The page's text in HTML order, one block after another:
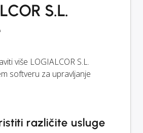
S.L.
više LOGIALCOR S.L.
softveru za upravljanje
različite usluge